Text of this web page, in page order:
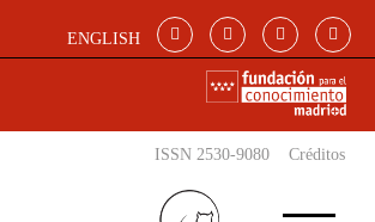
ENGLISH
ISSN 2530-9080 Créditos